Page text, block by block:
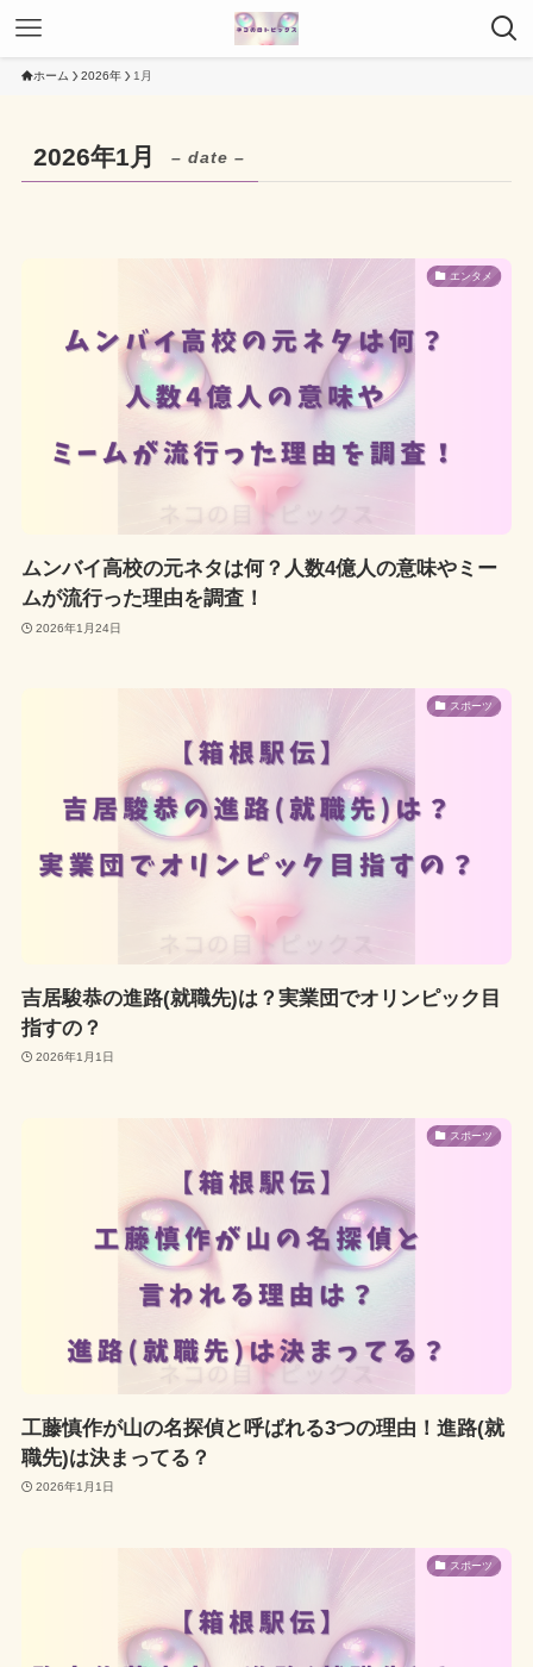
ホーム 2026年 1月
2026年1月 – date –
エンタメ
ムンバイ高校の元ネタは何？人数4億人の意味やミー
ムが流行った理由を調査！
2026年1月24日
スポーツ
吉居駿恭の進路(就職先)は？実業団でオリンピック目
指すの？
2026年1月1日
スポーツ
工藤慎作が山の名探偵と呼ばれる3つの理由！進路(就
職先)は決まってる？
2026年1月1日
スポーツ